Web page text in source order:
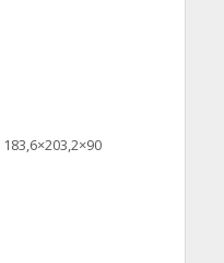
183,6×203,2×90